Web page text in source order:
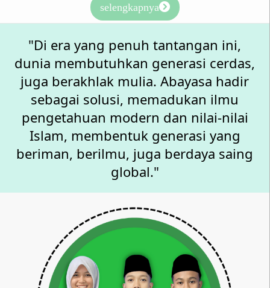
selengkapnya
"Di era yang penuh tantangan ini,
dunia membutuhkan generasi cerdas,
juga berakhlak mulia. Abayasa hadir
sebagai solusi, memadukan ilmu
pengetahuan modern dan nilai-nilai
Islam, membentuk generasi yang
beriman, berilmu, juga berdaya saing
global."